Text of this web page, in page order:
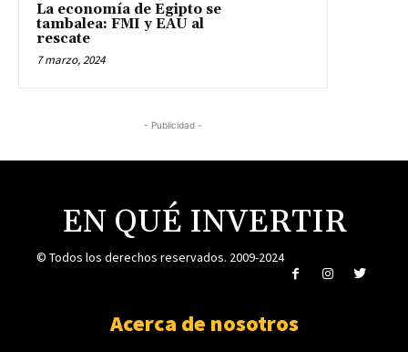
La economía de Egipto se
tambalea: FMI y EAU al
rescate
7 marzo, 2024
- Publicidad -
EN QUÉ INVERTIR
© Todos los derechos reservados. 2009-2024
Acerca de nosotros